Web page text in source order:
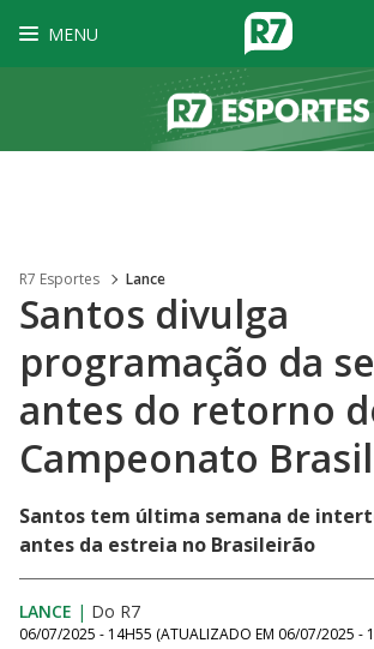
MENU
R7 Esportes Lance
Santos divulga
programação da
antes do retorno
Campeonato
Santos tem última semana de
antes da estreia no Brasileirão
LANCE | Do R7
06/07/2025 - 14H55 (ATUALIZADO EM 06/07/2025 -